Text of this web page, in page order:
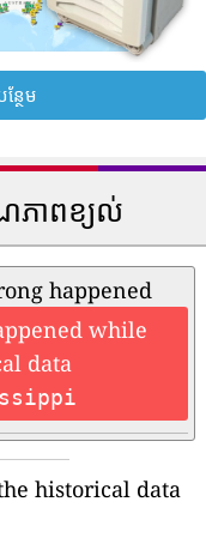
ថែម
ណភាពខ្យល់
happened
while
data
historical data